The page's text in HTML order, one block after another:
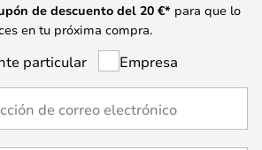
de descuento del 20 €* para que lo
en tu próxima compra.
particular Empresa